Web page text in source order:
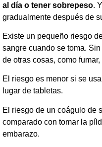
al día o tener sobrepeso.
gradualmente después de
Existe un pequeño riesgo
sangre cuando se toma.
de otras cosas, como
El riesgo es menor si se
lugar de tabletas.
El riesgo de un coágulo de
comparado con tomar la
embarazo.